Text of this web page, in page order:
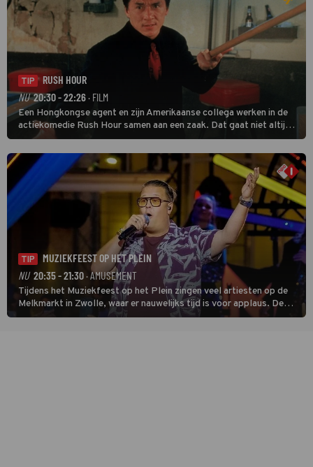
TIP
RUSH HOUR
NU 20:30 - 22:26· FILM
Een Hongkongse agent en zijn Amerikaanse collega werken in de
actiekomedie Rush Hour samen aan een zaak. Dat gaat niet altijd
van een leien dakje.
TIP
MUZIEKFEEST OP HET PLEIN
NU 20:35 - 21:30· AMUSEMENT
Tijdens het Muziekfeest op het Plein zingen veel artiesten op de
Melkmarkt in Zwolle, waar er nauwelijks tijd is voor applaus. De
grootste namen zijn André Hazes, Jannes, René Froger en